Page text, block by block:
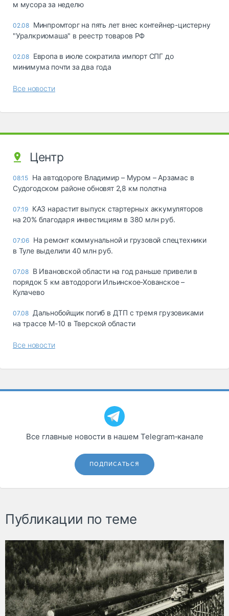
м мусора за неделю
02.08 Минпромторг на пять лет внес контейнер-цистерну
"Уралкриомаша" в реестр товаров РФ
02.08 Европа в июле сократила импорт СПГ до
минимума почти за два года
Все новости
Центр
08:15 На автодороге Владимир – Муром – Арзамас в
Судогодском районе обновят 2,8 км полотна
07:19 КАЗ нарастит выпуск стартерных аккумуляторов
на 20% благодаря инвестициям в 380 млн руб.
07:06 На ремонт коммунальной и грузовой спецтехники
в Туле выделили 40 млн руб.
07.08 В Ивановской области на год раньше привели в
порядок 5 км автодороги Ильинское-Хованское –
Кулачево
07.08 Дальнобойщик погиб в ДТП с тремя грузовиками
на трассе М-10 в Тверской области
Все новости
Все главные новости в нашем Telegram‑канале
ПОДПИСАТЬСЯ
Публикации по теме